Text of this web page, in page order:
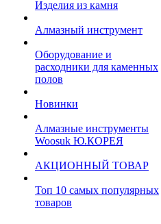
Изделия из камня
Алмазный инструмент
Оборудование и
расходники для каменных
полов
Новинки
Алмазные инструменты
Woosuk Ю.КОРЕЯ
АКЦИОННЫЙ ТОВАР
Топ 10 самых популярных
товаров